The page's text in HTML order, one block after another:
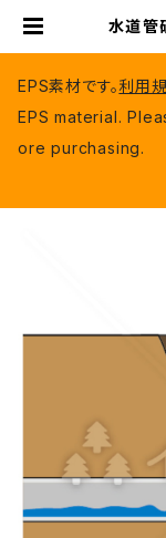
水道管
EPS素材です。利用
EPS material.
ore purchasing.